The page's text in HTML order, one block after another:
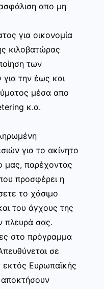
απο μη
για οικονομία
κιλοβατώρας
των
για την έως και
μέσα απο
κ.α.
για το ακίνητο
μας, παρέχοντας
προσφέρει η
το χάσιμο
του άγχους της
πλευρά σας.
στο πρόγραμμα
σε
Ευρωπαϊκής